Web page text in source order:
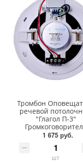
Тромбон
речевой
"Глагол П-3"
1 675 руб.
шт